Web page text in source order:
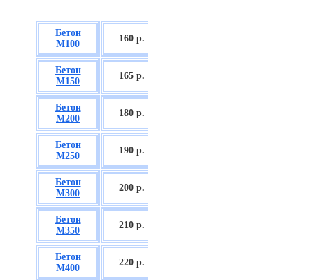
Бетон
М100
160 р.
Бетон
М150
165 р.
Бетон
М200
180 р.
Бетон
М250
190 р.
Бетон
М300
200 р.
Бетон
М350
210 р.
Бетон
М400
220 р.